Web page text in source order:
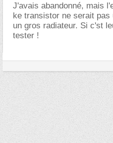
J'avais abandonné, mais
ke transistor ne serait pas
un gros radiateur. Si c'st
tester !